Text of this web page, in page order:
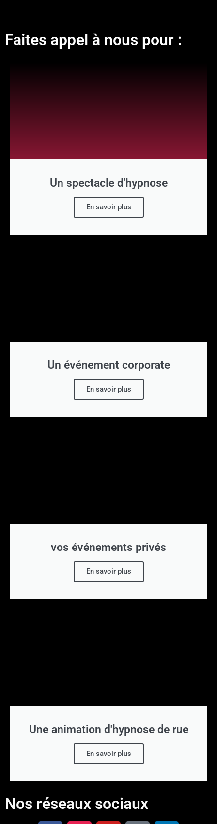
Faites appel à nous pour :
Un spectacle d'hypnose
En savoir plus
Un événement corporate
En savoir plus
vos événements privés
En savoir plus
Une animation d'hypnose de rue
En savoir plus
Nos réseaux sociaux